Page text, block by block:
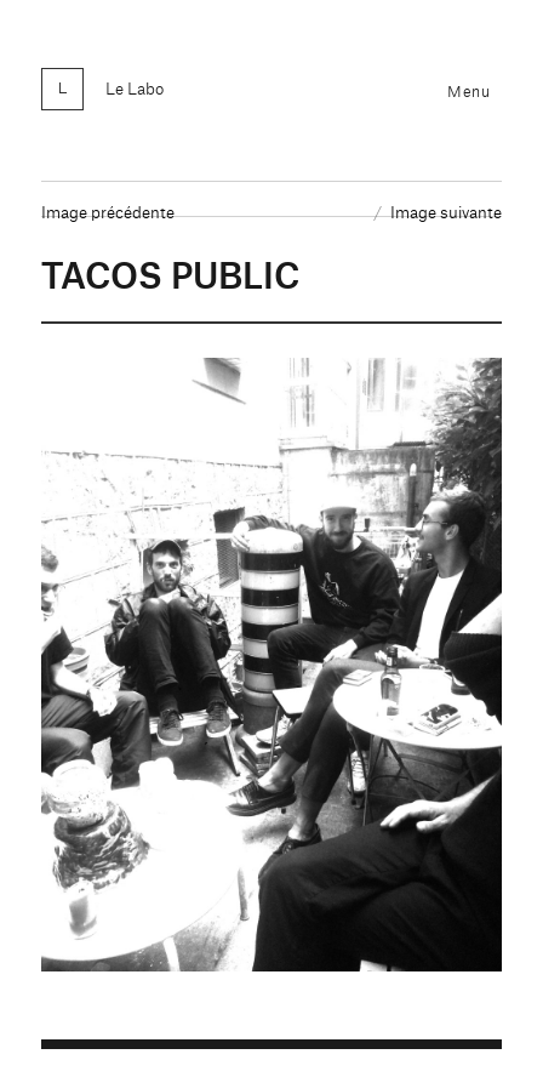
Le Labo Menu
Image précédente Image suivante
TACOS PUBLIC